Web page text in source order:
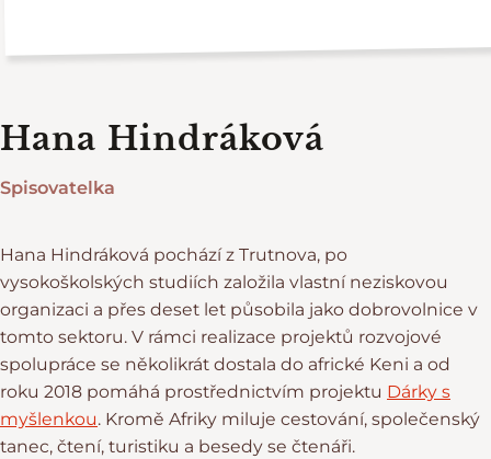
Hana Hindráková
Spisovatelka
Hana Hindráková pochází z Trutnova, po
vysokoškolských studiích založila vlastní neziskovou
organizaci a přes deset let působila jako dobrovolnice v
tomto sektoru. V rámci realizace projektů rozvojové
spolupráce se několikrát dostala do africké Keni a od
roku 2018 pomáhá prostřednictvím projektu Dárky s
myšlenkou. Kromě Afriky miluje cestování, společenský
tanec, čtení, turistiku a besedy se čtenáři.